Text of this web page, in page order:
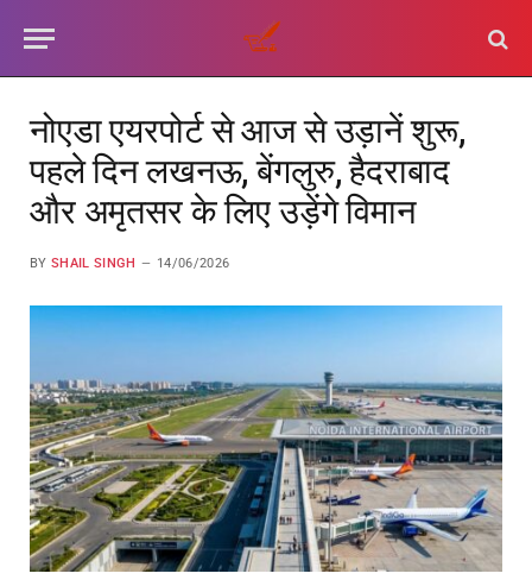
नोएडा एयरपोर्ट से आज से उड़ानें शुरू,
पहले दिन लखनऊ, बेंगलुरु, हैदराबाद
और अमृतसर के लिए उड़ेंगे विमान
BY SHAIL SINGH 14/06/2026